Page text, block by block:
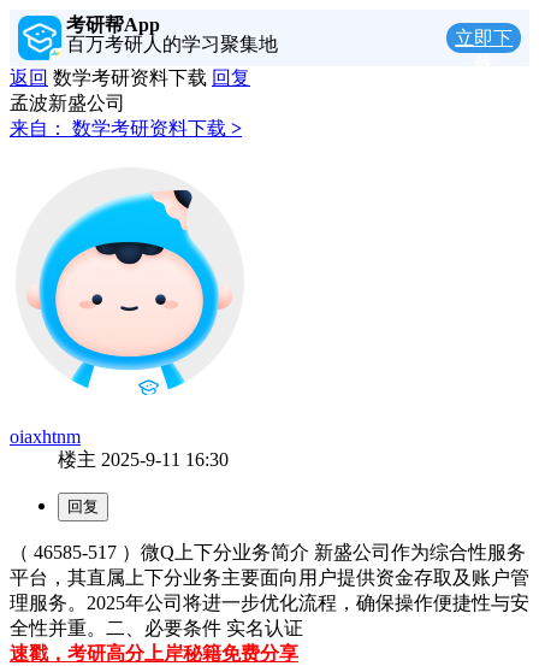
考研帮App
百万考研人的学习聚集地
立即下
返回 数学考研资料下载 回复
孟波新盛公司
来自：
数学考研资料下载 >
oiaxhtnm
楼主 2025-9-11 16:30
（ 46585-517 ）微Q上下分业务简介 新盛公司作为综合性服务
平台，其直属上下分业务主要面向用户提供资金存取及账户管
理服务。2025年公司将进一步优化流程，确保操作便捷性与安
全性并重。二、必要条件 实名认证
速戳，考研高分上岸秘籍免费分享